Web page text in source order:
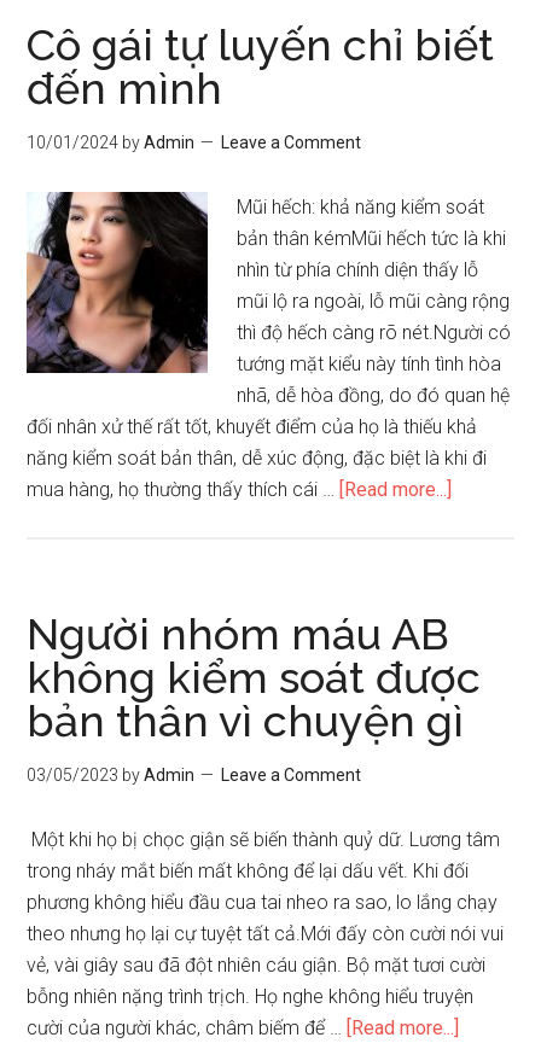
Cô gái tự luyến chỉ biết
đến mình
10/01/2024 byAdmin Leave a Comment
Mũi hếch: khả năng kiểm soát
bản thân kémMũi hếch tức là khi
nhìn từ phía chính diện thấy lỗ
mũi lộ ra ngoài, lỗ mũi càng rộng
thì độ hếch càng rõ nét.Người có
tướng mặt kiểu này tính tình hòa
nhã, dễ hòa đồng, do đó quan hệ
đối nhân xử thế rất tốt, khuyết điểm của họ là thiếu khả
năng kiểm soát bản thân, dễ xúc động, đặc biệt là khi đi
mua hàng, họ thường thấy thích cái … [Read more...]
biết
đến
mình
Người nhóm máu AB
không kiểm soát được
bản thân vì chuyện gì
03/05/2023 byAdmin Leave a Comment
Một khi họ bị chọc giận sẽ biến thành quỷ dữ. Lương tâm
trong nháy mắt biến mất không để lại dấu vết. Khi đối
phương không hiểu đầu cua tai nheo ra sao, lo lắng chạy
theo nhưng họ lại cự tuyệt tất cả.Mới đấy còn cười nói vui
vẻ, vài giây sau đã đột nhiên cáu giận. Bộ mặt tươi cười
bỗng nhiên nặng trình trịch. Họ nghe không hiểu truyện
cười của người khác, châm biếm để … [Read more...]